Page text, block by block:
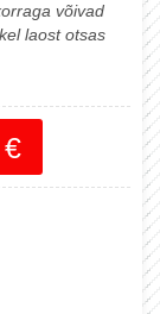
võivad
laost otsas